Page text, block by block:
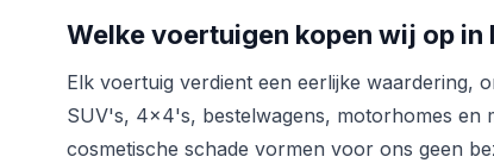
Welke voertuigen kopen wij op in
Elk voertuig verdient een eerlijke waardering,
SUV's, 4x4's, bestelwagens, motorhomes en
cosmetische schade vormen voor ons geen